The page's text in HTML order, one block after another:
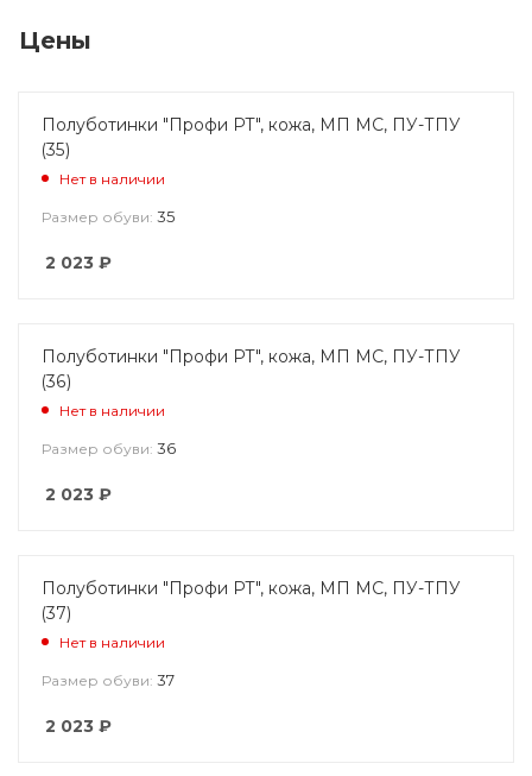
Цены
Полуботинки "Профи РТ", кожа, МП МС, ПУ-ТПУ
(35)
Нет в наличии
Размер обуви: 35
2 023 ₽
Полуботинки "Профи РТ", кожа, МП МС, ПУ-ТПУ
(36)
Нет в наличии
Размер обуви: 36
2 023 ₽
Полуботинки "Профи РТ", кожа, МП МС, ПУ-ТПУ
(37)
Нет в наличии
Размер обуви: 37
2 023 ₽